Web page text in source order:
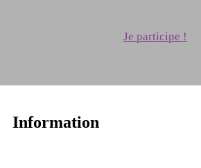
Je participe !
Information